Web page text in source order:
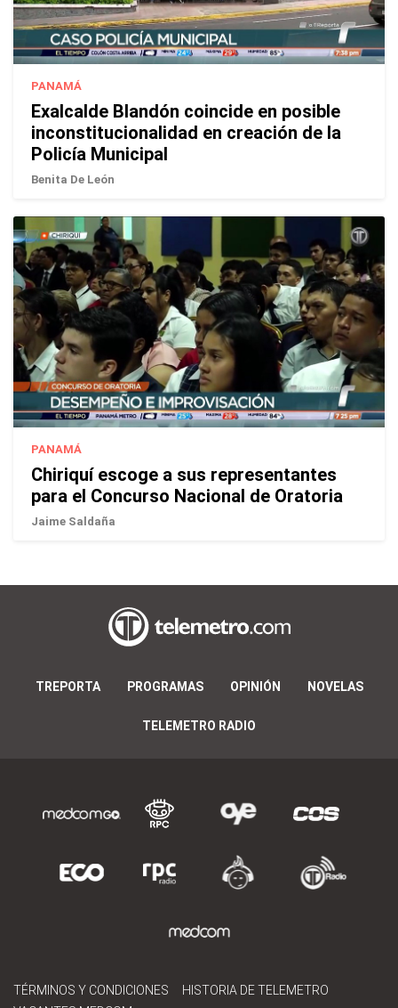
PANAMÁ
Exalcalde Blandón coincide en posible
inconstitucionalidad en creación de la
Policía Municipal
Benita De León
PANAMÁ
Chiriquí escoge a sus representantes
para el Concurso Nacional de Oratoria
Jaime Saldaña
TREPORTA PROGRAMAS OPINIÓN NOVELAS
TELEMETRO RADIO
TÉRMINOS Y CONDICIONES
HISTORIA DE TELEMETRO